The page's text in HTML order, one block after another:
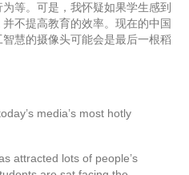
等。可是，我怀疑如果学生感到
不提高教育的效率。现在的中国
慧的摄像头可能会是最后一根稻
media’s most hotly
attracted lots of people’s